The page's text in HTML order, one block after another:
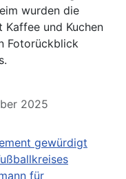
wurden die
Kaffee und Kuchen
Fotorückblick
2025
gewürdigt
für